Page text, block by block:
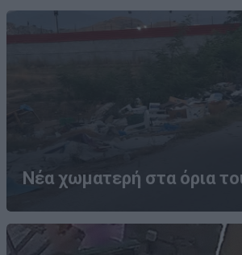
Νέα χωματερή στα όρια